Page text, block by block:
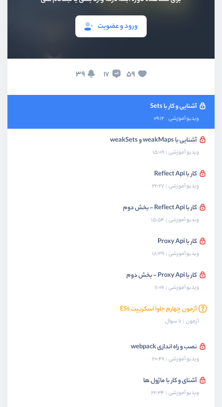
ورود و عضویت
59
17
39
آشنایی و کار با Promise ها
آشنایی و کار با Sets
ویدیو آموزشی 09:12
آشنایی با weakMaps و weakSets
ویدیو آموزشی 15:09
کار با Reflect Api
ویدیو آموزشی 22:27
کار با Reflect Api - بخش دوم
ویدیو آموزشی 15:54
کار با Proxy Api
ویدیو آموزشی 18:39
کار با Proxy Api - بخش دوم
ویدیو آموزشی 11:06
آزمون چهارم جاوا اسکریپت ES۶
آزمون 11 سوال
نصب و راه اندازی webpack
ویدیو آموزشی 20:49
آشنای و کار با ماژول ها
ویدیو آموزشی 22:34